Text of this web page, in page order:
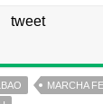
tweet
MARCHA